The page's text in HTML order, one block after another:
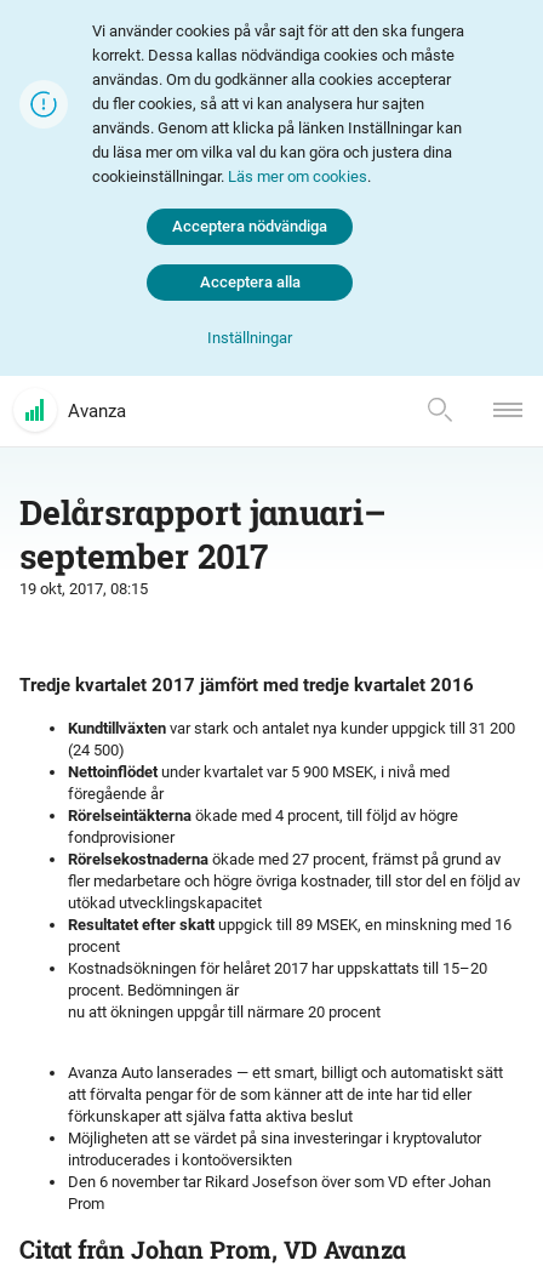
Vi använder cookies på vår sajt för att den ska fungera
korrekt. Dessa kallas nödvändiga cookies och måste
användas. Om du godkänner alla cookies accepterar
du fler cookies, så att vi kan analysera hur sajten
används. Genom att klicka på länken Inställningar kan
du läsa mer om vilka val du kan göra och justera dina
cookieinställningar. Läs mer om cookies.
Inställningar
Acceptera nödvändiga
Acceptera alla
Avanza
Delårsrapport januari–
september 2017
19 okt, 2017, 08:15
Tredje kvartalet 2017 jämfört med tredje kvartalet 2016
Kundtillväxten var stark och antalet nya kunder uppgick till 31 200
(24 500)
Nettoinflödetunder kvartalet var 5 900 MSEK, i nivå med
föregående år
Rörelseintäkterna ökade med 4 procent, till följd av högre
fondprovisioner
Rörelsekostnaderna ökade med 27 procent, främst på grund av
fler medarbetare och högre övriga kostnader, till stor del en följd av
utökad utvecklingskapacitet
Resultatet efter skattuppgick till 89 MSEK, en minskning med 16
procent
Kostnadsökningen för helåret 2017 har uppskattats till 15–20
procent. Bedömningen är
nu att ökningen uppgår till närmare 20 procent
Avanza Auto lanserades — ett smart, billigt och automatiskt sätt
att förvalta pengar för de som känner att de inte har tid eller
förkunskaper att själva fatta aktiva beslut
Möjligheten att se värdet på sina investeringar i kryptovalutor
introducerades i kontoöversikten
Den 6 november tar Rikard Josefson över som VD efter Johan
Prom
Citat från Johan Prom, VD Avanza